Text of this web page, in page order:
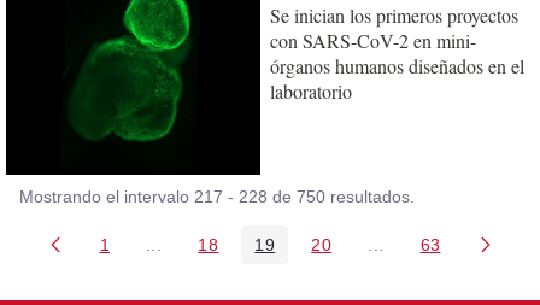
Se inician los primeros proyectos
con SARS-CoV-2 en mini-
órganos humanos diseñados en el
laboratorio
Mostrando el intervalo 217 - 228 de 750 resultados.
Página
1 Páginas intermedias Use TAB para
Página
18 Página
19 Página
20 PáginasPágina
63